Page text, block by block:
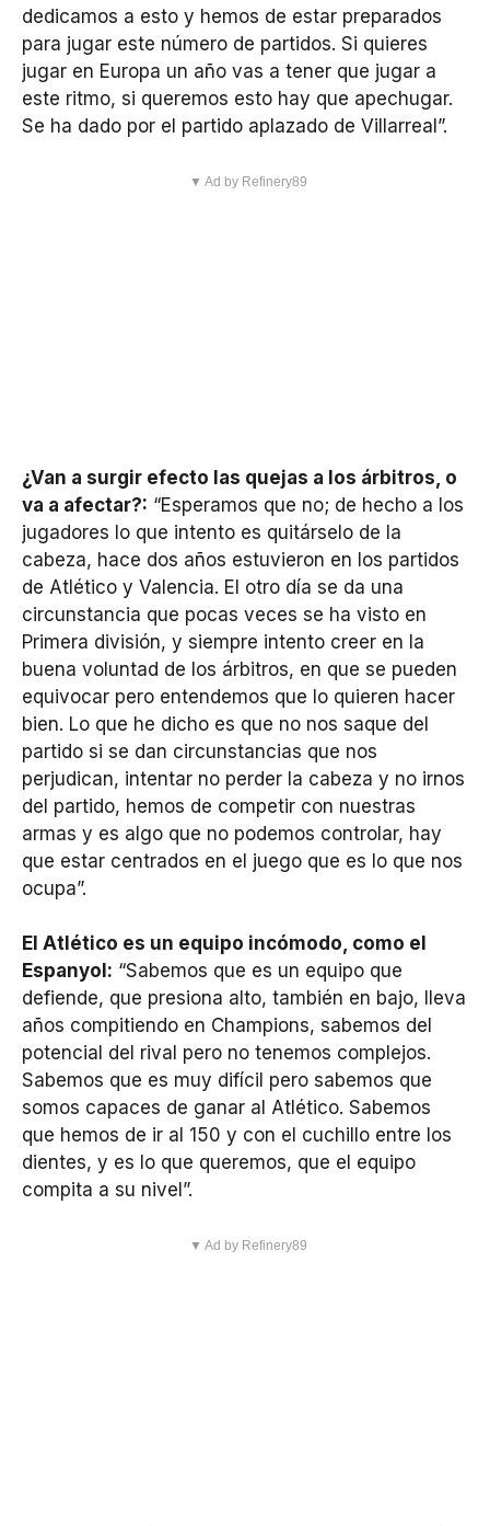
dedicamos a esto y hemos de estar preparados
para jugar este número de partidos. Si quieres
jugar en Europa un año vas a tener que jugar a
este ritmo, si queremos esto hay que apechugar.
Se ha dado por el partido aplazado de Villarreal”.
▼ Ad by Refinery89
¿Van a surgir efecto las quejas a los árbitros, o
va a afectar?: “Esperamos que no; de hecho a los
jugadores lo que intento es quitárselo de la
cabeza, hace dos años estuvieron en los partidos
de Atlético y Valencia. El otro día se da una
circunstancia que pocas veces se ha visto en
Primera división, y siempre intento creer en la
buena voluntad de los árbitros, en que se pueden
equivocar pero entendemos que lo quieren hacer
bien. Lo que he dicho es que no nos saque del
partido si se dan circunstancias que nos
perjudican, intentar no perder la cabeza y no irnos
del partido, hemos de competir con nuestras
armas y es algo que no podemos controlar, hay
que estar centrados en el juego que es lo que nos
ocupa”.
El Atlético es un equipo incómodo, como el
Espanyol: “Sabemos que es un equipo que
defiende, que presiona alto, también en bajo, lleva
años compitiendo en Champions, sabemos del
potencial del rival pero no tenemos complejos.
Sabemos que es muy difícil pero sabemos que
somos capaces de ganar al Atlético. Sabemos
que hemos de ir al 150 y con el cuchillo entre los
dientes, y es lo que queremos, que el equipo
compita a su nivel”.
▼ Ad by Refinery89